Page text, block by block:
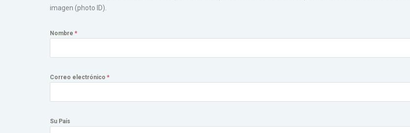
imagen (photo ID).
Nombre *
Correo electrónico *
Su País